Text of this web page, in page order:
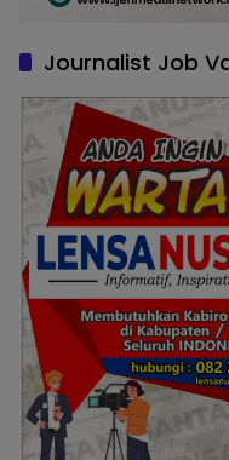
Journalist Job